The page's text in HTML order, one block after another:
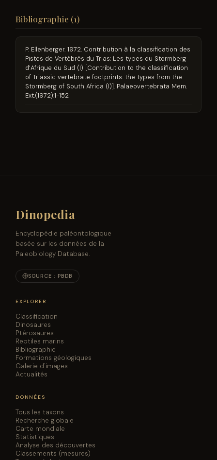
Bibliographie (1)
P. Ellenberger. 1972. Contribution à la classification des
Pistes de Vertébrés du Trias: Les types du Stormberg
d’Afrique du Sud (I) [Contribution to the classification
of Triassic vertebrate footprints: the types from the
Stormberg of South Africa (I)]. Palaeovertebrata Mem.
Ext.(1972):1-152
Dinopedia
Encyclopédie paléontologique
basée sur les données de la
Paleobiology Database.
SOURCE : PBDB
EXPLORER
Classification
Dinosaures
Ptérosaures
Reptiles marins
Bibliographie
Formations géologiques
Galerie d'images
Actualités
DONNÉES
Tous les taxons
Recherche globale
Carte mondiale
Statistiques
Analyse des découvertes
Classements (mesures)